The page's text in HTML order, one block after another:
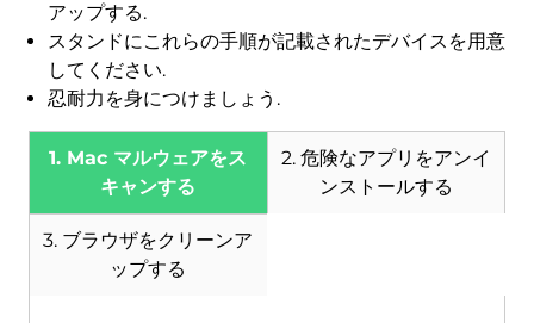
アップする.
スタンドにこれらの手順が記載されたデバイスを用意
してください.
忍耐力を身につけましょう.
1. Mac マルウェアをス
キャンする
2. 危険なアプリをアンイ
ンストールする
3. ブラウザをクリーンア
ップする